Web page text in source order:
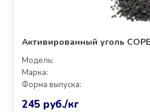
Активированный уголь
Модель:
Марка:
Форма выпуска:
245 руб./кг